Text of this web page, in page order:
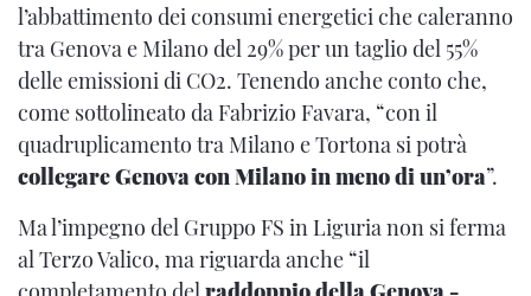
l’abbattimento dei consumi energetici che caleranno
tra Genova e Milano del 29% per un taglio del 55%
delle emissioni di CO2. Tenendo anche conto che,
come sottolineato da Fabrizio Favara, “con il
quadruplicamento tra Milano e Tortona si potrà
collegare Genova con Milano in meno di un’ora”.
Ma l’impegno del Gruppo FS in Liguria non si ferma
al Terzo Valico, ma riguarda anche “il